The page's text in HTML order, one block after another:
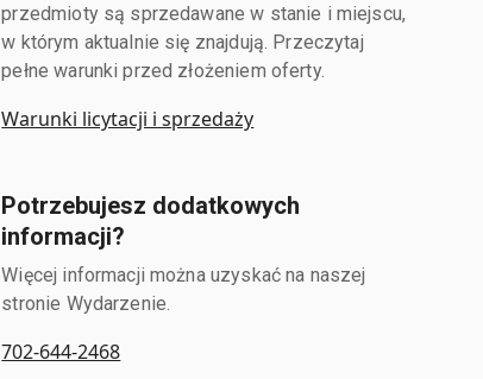
przedmioty są sprzedawane w stanie i miejscu,
w którym aktualnie się znajdują. Przeczytaj
pełne warunki przed złożeniem oferty.
Warunki licytacji i sprzedaży
Potrzebujesz dodatkowych
informacji?
Więcej informacji można uzyskać na naszej
stronie Wydarzenie.
702-644-2468